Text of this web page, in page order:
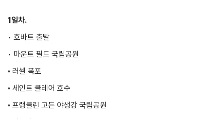
• 마운트 필드 국립공원
• 러셀 폭포
• 세인트 클레어 호수
• 프랭클린 고든 야생강 국립공원
• 퀸스타운
• 스타라한